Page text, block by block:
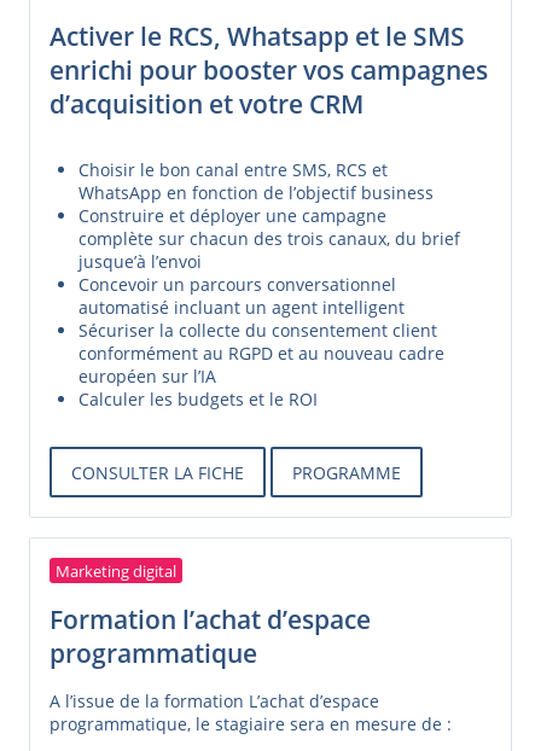
Activer le RCS, Whatsapp et le SMS
enrichi pour booster vos campagnes
d’acquisition et votre CRM
Choisir le bon canal entre SMS, RCS et
WhatsApp en fonction de l’objectif business
Construire et déployer une campagne
complète sur chacun des trois canaux, du brief
jusque’à l’envoi
Concevoir un parcours conversationnel
automatisé incluant un agent intelligent
Sécuriser la collecte du consentement client
conformément au RGPD et au nouveau cadre
européen sur l’IA
Calculer les budgets et le ROI
CONSULTER LA FICHE PROGRAMME
Marketing digital
Formation l’achat d’espace
programmatique
A l’issue de la formation L’achat d’espace
programmatique, le stagiaire sera en mesure de :